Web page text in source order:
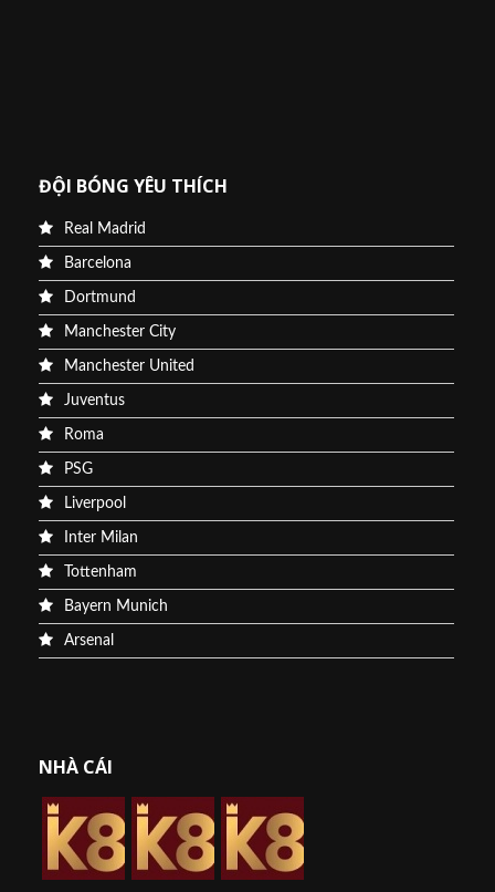
ĐỘI BÓNG YÊU THÍCH
Real Madrid
Barcelona
Dortmund
Manchester City
Manchester United
Juventus
Roma
PSG
Liverpool
Inter Milan
Tottenham
Bayern Munich
Arsenal
NHÀ CÁI